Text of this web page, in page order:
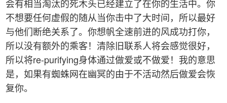
会有相当淘汰的死木头已经建立了在你的生活中。你
不想要任何虚假的随从当你击中了大时间，所以最好
与他们断绝关系了。你想帆全速前进的风成功打你，
所以没有额外的乘客！清除旧联系人将会感觉很好，
所以将re-purifying身体通过做爱或不做爱！我的意思
是，如果有蜘蛛网在幽冥的由于不活动然后做爱会恢
复你。